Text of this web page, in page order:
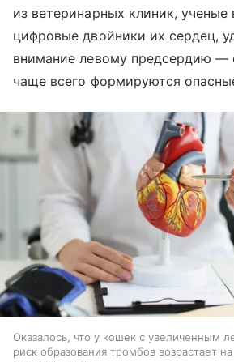
из ветеринарных клиник, ученые
цифровые двойники их сердец,
внимание левому предсердию —
чаще всего формируются
Оказалось, что у кошек с увеличенным
риск образования тромбов возрастает на